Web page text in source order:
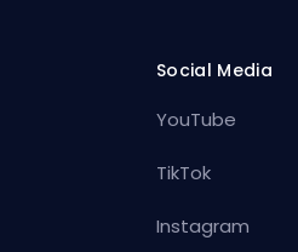
Social Media
YouTube
TikTok
Instagram